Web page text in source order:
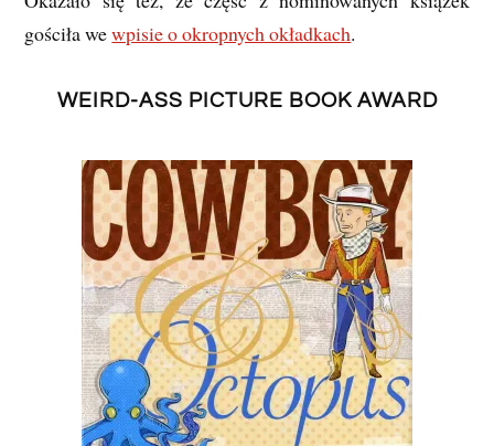
gościła wewpisie o okropnych okładkach.
WEIRD-ASS PICTURE BOOK AWARD